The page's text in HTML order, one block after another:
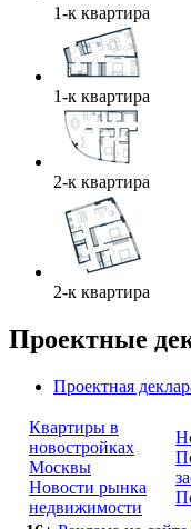
1-к квартира
1-к квартира
2-к квартира
2-к квартира
Проектные
Проектная
Квартиры в
новостройках
Москвы
Новости рынка
недвижимости